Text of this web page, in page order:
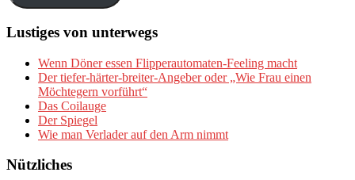
Lustiges von unterwegs
Wenn Döner essen Flipperautomaten-Feeling macht
Der tiefer-härter-breiter-Angeber oder „Wie Frau einen
Möchtegern vorführt“
Das Coilauge
Der Spiegel
Wie man Verlader auf den Arm nimmt
Nützliches